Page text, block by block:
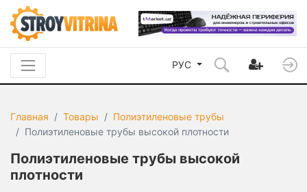
РУС
Главная Товары
Полиэтиленовые трубы
Полиэтиленовые трубы высокой плотности
Полиэтиленовые трубы высокой
плотности